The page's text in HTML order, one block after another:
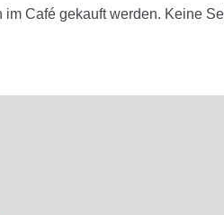
Café gekauft werden. Keine